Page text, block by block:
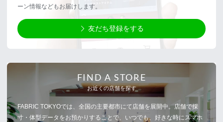
ーン情報などもお届けします。
友だち登録をする
FIND A STORE
お近くの店舗を探す
FABRIC TOKYOでは、全国の主要都市にて店舗を展開中。店舗で採
寸・体型データをお預かりすることで、いつでも、好きな時にスマホ